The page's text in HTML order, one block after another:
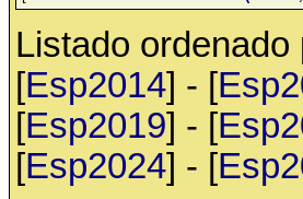
Listado ordenado
[Esp2014] - [
[Esp2019] - [
[Esp2024] - [